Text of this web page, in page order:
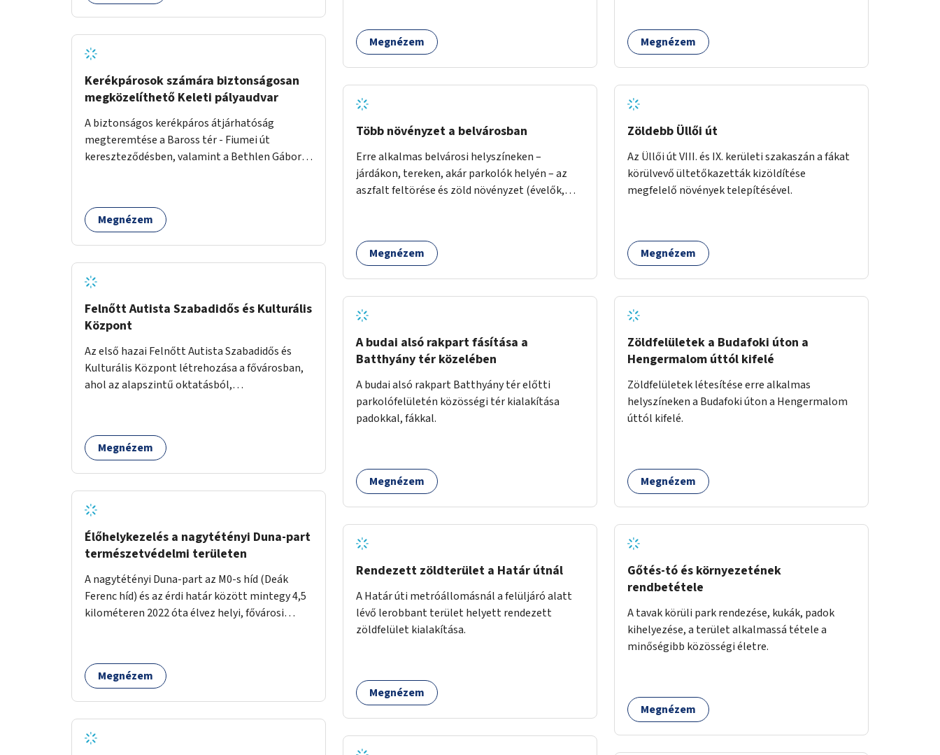
Kerékpárosok számára biztonságosan
megközelíthető Keleti pályaudvar
A biztonságos kerékpáros átjárhatóság
megteremtése a Baross tér - Fiumei út
kereszteződésben, valamint a Bethlen Gábor
Megnézem
Felnőtt Autista Szabadidős és Kulturális
Központ
Az első hazai Felnőtt Autista Szabadidős és
Kulturális Központ létrehozása a fővárosban,
ahol az alapszintű oktatásból,
és közösségekre találhatnak.
Megnézem
Élőhelykezelés a nagytétényi Duna-part
természetvédelmi területen
A nagytétényi Duna-part az M0-s híd (Deák
Ferenc híd) és az érdi határ között mintegy 4,5
kilométeren 2022 óta élvez helyi, fővárosi
fajok ritkítását, visszaszorítását.
Megnézem
Megnézem
Több növényzet a belvárosban
Erre alkalmas belvárosi helyszíneken –
járdákon, tereken, akár parkolók helyén – az
aszfalt feltörése és zöld növényzet (évelők,
Megnézem
A budai alsó rakpart fásítása a
Batthyány tér közelében
A budai alsó rakpart Batthyány tér előtti
parkolófelületén közösségi tér kialakítása
padokkal, fákkal.
Megnézem
Rendezett zöldterület a Határ útnál
A Határ úti metróállomásnál a felüljáró alatt
lévő lerobbant terület helyett rendezett
zöldfelület kialakítása.
Megnézem
Megnézem
Zöldebb Üllői út
Az Üllői út VIII. és IX. kerületi szakaszán a fákat
körülvevő ültetőkazetták kizöldítése
megfelelő növények telepítésével.
Megnézem
Zöldfelületek a Budafoki úton a
Hengermalom úttól kifelé
Zöldfelületek létesítése erre alkalmas
helyszíneken a Budafoki úton a Hengermalom
úttól kifelé.
Megnézem
Gőtés-tó és környezetének
rendbetétele
A tavak körüli park rendezése, kukák, padok
kihelyezése, a terület alkalmassá tétele a
minőségibb közösségi életre.
Megnézem